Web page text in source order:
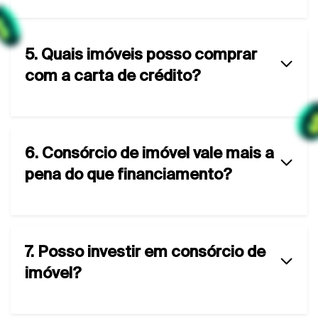
5. Quais imóveis posso comprar
com a carta de crédito?
6. Consórcio de imóvel vale mais a
pena do que financiamento?
7. Posso investir em consórcio de
imóvel?